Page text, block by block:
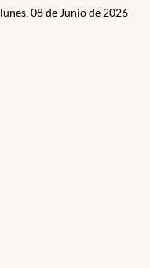
lunes, 08 de Junio de 2026